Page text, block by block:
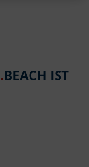
.BEACH IST